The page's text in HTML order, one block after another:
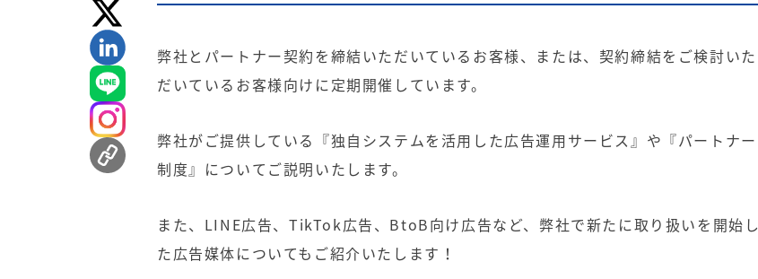
弊社とパートナー契約を締結いただいているお客様、または、契約締結をご検討いた
だいているお客様向けに定期開催しています。
弊社がご提供している『独自システムを活用した広告運用サービス』や『パートナー
制度』についてご説明いたします。
また、LINE広告、TikTok広告、BtoB向け広告など、弊社で新たに取り扱いを開始し
た広告媒体についてもご紹介いたします！